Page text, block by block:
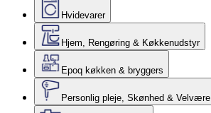
Hvidevarer
Hjem, Rengøring & Køkkenudstyr
Epoq køkken & bryggers
Personlig pleje, Skønhed & Velvære